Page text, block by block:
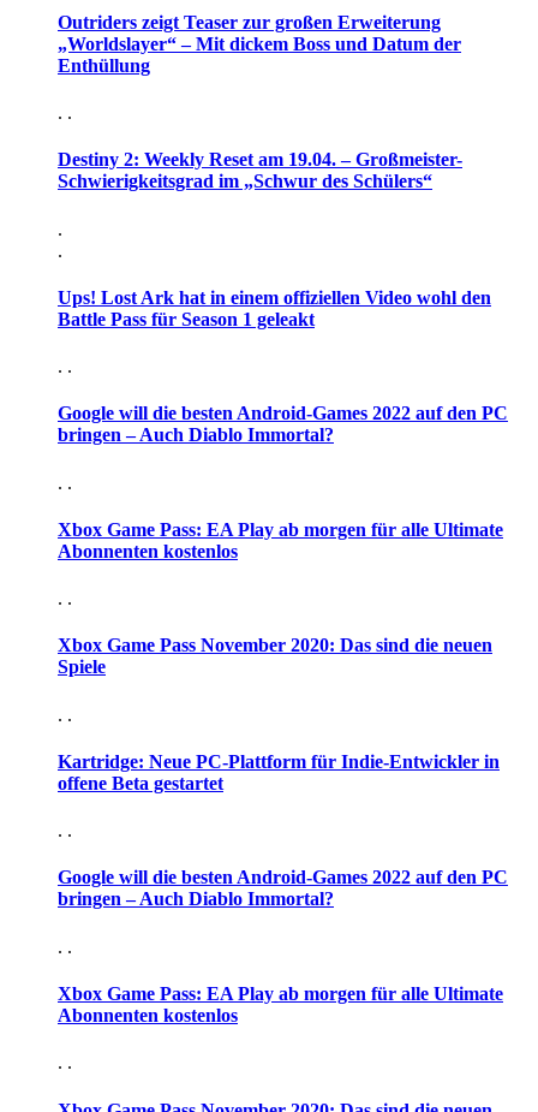
Outriders zeigt Teaser zur großen Erweiterung
„Worldslayer“ – Mit dickem Boss und Datum der
Enthüllung
. .
Destiny 2: Weekly Reset am 19.04. – Großmeister-
Schwierigkeitsgrad im „Schwur des Schülers“
.
.
Ups! Lost Ark hat in einem offiziellen Video wohl den
Battle Pass für Season 1 geleakt
. .
Google will die besten Android-Games 2022 auf den PC
bringen – Auch Diablo Immortal?
. .
Xbox Game Pass: EA Play ab morgen für alle Ultimate
Abonnenten kostenlos
. .
Xbox Game Pass November 2020: Das sind die neuen
Spiele
. .
Kartridge: Neue PC-Plattform für Indie-Entwickler in
offene Beta gestartet
. .
Google will die besten Android-Games 2022 auf den PC
bringen – Auch Diablo Immortal?
. .
Xbox Game Pass: EA Play ab morgen für alle Ultimate
Abonnenten kostenlos
. .